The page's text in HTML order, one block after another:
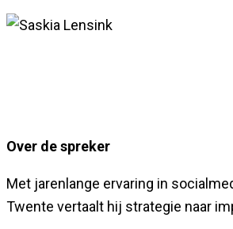
Over de spreker
Met jarenlange ervaring in
Twente vertaalt hij strategie naar